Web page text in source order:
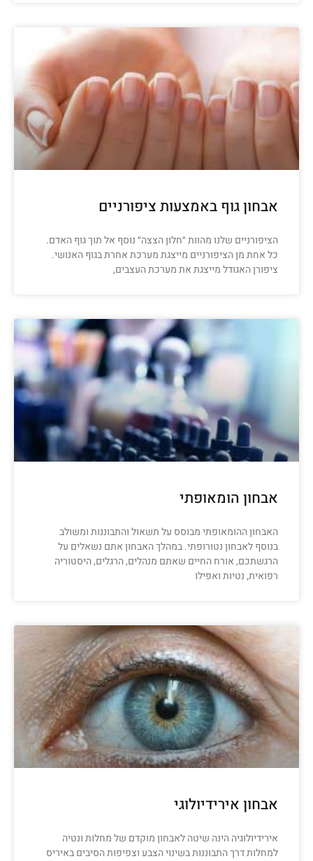
אבחון גוף באמצעות ציפורניים
הציפורניים שלנו מהוות ״חלון הצצה״ נוסף אל תוך גוף האדם.
כל אחת מן הציפורניים מייצגת מערכת אחרת בגוף האנושי.
ציפורן האגודל מייצגת את מערכת העצבים,
אבחון הומאופתי
האבחון ההומאופתי מבוסס על תשאול והתבוננות ומשולב
בנוסף לאבחון נטורופתי. במהלך האבחון אתם נשאלים על
הרגשתכם, אורח החיים שאתם מנהלים, הרגלים, היסטוריה
רפואית, נטיות ואפילו
אבחון אירידיולוגי
אירידיולוגיה הינה שיטה לאבחון מוקדם של מחלות ונטיה
למחלות דרך התבוננות בשינוי הצבע וצפיפות הסיבים באיריס